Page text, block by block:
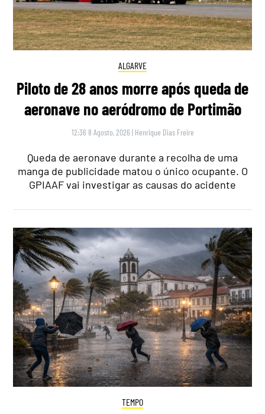
ALGARVE
Piloto de 28 anos morre após queda de
aeronave no aeródromo de Portimão
12:36 8 Agosto, 2026 | Henrique Dias Freire
Queda de aeronave durante a recolha de uma
manga de publicidade matou o único ocupante. O
GPIAAF vai investigar as causas do acidente
TEMPO